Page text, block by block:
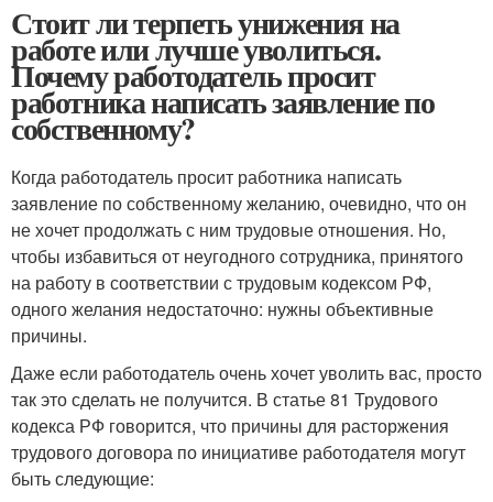
Стоит ли терпеть унижения на
работе или лучше уволиться.
Почему работодатель просит
работника написать заявление по
собственному?
Когда работодатель просит работника написать
заявление по собственному желанию, очевидно, что он
не хочет продолжать с ним трудовые отношения. Но,
чтобы избавиться от неугодного сотрудника, принятого
на работу в соответствии с трудовым кодексом РФ,
одного желания недостаточно: нужны объективные
причины.
Даже если работодатель очень хочет уволить вас, просто
так это сделать не получится. В статье 81 Трудового
кодекса РФ говорится, что причины для расторжения
трудового договора по инициативе работодателя могут
быть следующие: